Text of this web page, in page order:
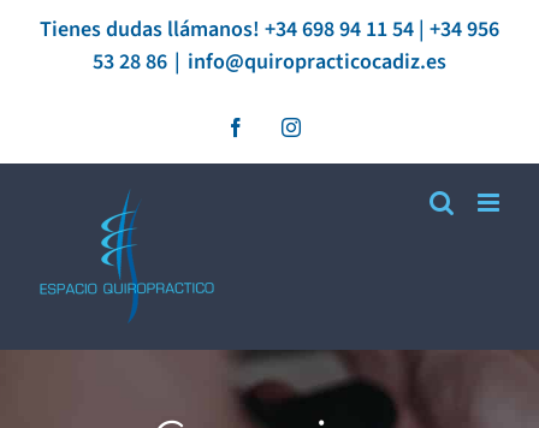
SaltarTienes dudas llámanos! +34 698 94 11 54 | +34 956
53 28 86 | info@quiropracticocadiz.es
FacebookInstagram